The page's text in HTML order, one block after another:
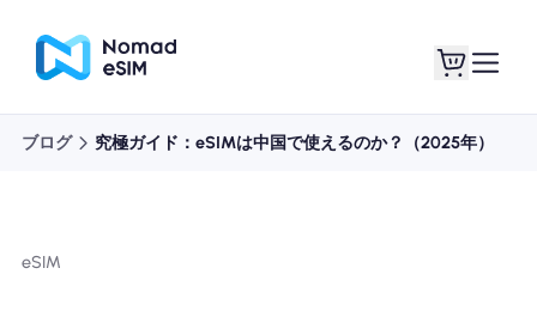
ブログ 究極ガイド：eSIMは中国で使えるのか？（2025年）
eSIM